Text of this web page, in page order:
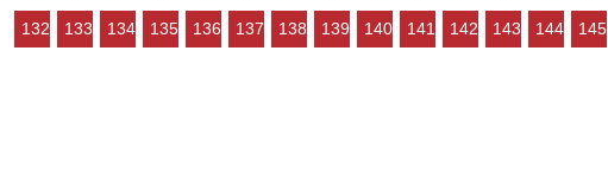
132 133 134 135 136 137 138 139 140 141 142 143 144 145